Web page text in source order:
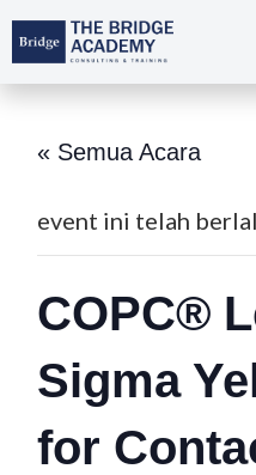
Lewati
ke
konten
« Semua Acara
event ini telah
COPC®
Sigma
for